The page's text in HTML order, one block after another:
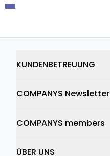
KUNDENBETREUUNG
COMPANYS Newsletter
COMPANYS members
ÜBER UNS